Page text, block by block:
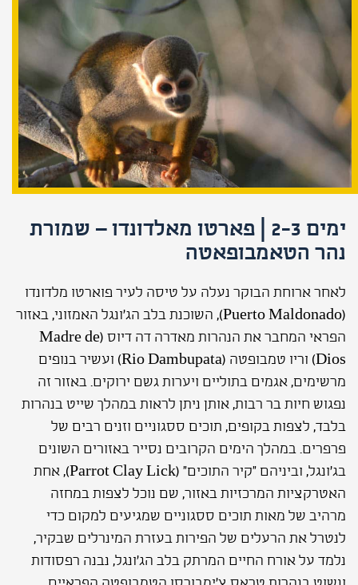
ימים 2-3 | פארטו מאלדונדו – שמורת
נהר הטאמבופאטה
לאחר ארוחת הבוקר נעלה על טיסה לעיר פוארטו מלדונדו
(Puerto Maldonado), השוכנת בלב הג'ונגל האמזוני, באזור
הפראי המחבר את הנהרות מאדרה דה דיוס (Madre de
Dios) וריו טמבופטה (Rio Dambupata) ועשיר בנופים
מרשימים, אגמים בתוליים ויערות גשם ירוקים. באזור זה
נפגוש חיות בר רבות, אותן ניתן לראות במהלך שייט בנהרות
בלבד, לצפות בקופים, תוכים ססגוניים וזנים רבים של
פרפרים. במהלך הימים הקרובים נסייר באזורים השונים
בג'ונגל, וביניהם "קיר התוכים" (Parrot Clay Lick), אחת
האטרקציות המרכזיות באזור, שם נוכל לצפות במחזה
מרהיב של מאות תוכים ססגוניים שמגיעים למקום כדי
לנטרל את הרעלים של הפירות בעזרת המינרלים שבקיר,
נלמד על אורח החיים המרתק בלב הג'ונגל, נבנה רפסודות